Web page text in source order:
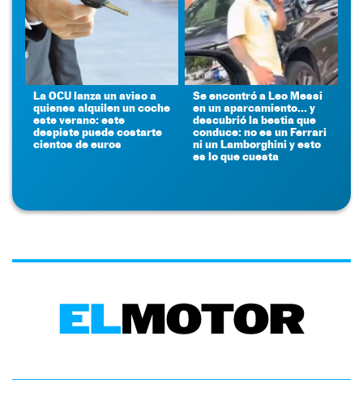
La OCU lanza un aviso a
quienes alquilen un coche
este verano: este
despiste puede costarte
cientos de euros
Se encontró a Leo Messi
en un aparcamiento... y
descubrió la bestia que
conduce: no es un Ferrari
ni un Lamborghini y esto
es lo que cuesta